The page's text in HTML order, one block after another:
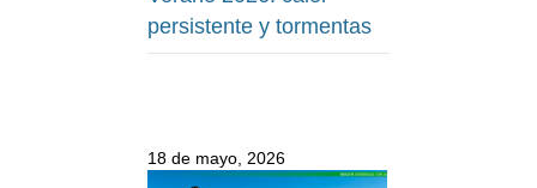
persistente y tormentas
18 de mayo, 2026